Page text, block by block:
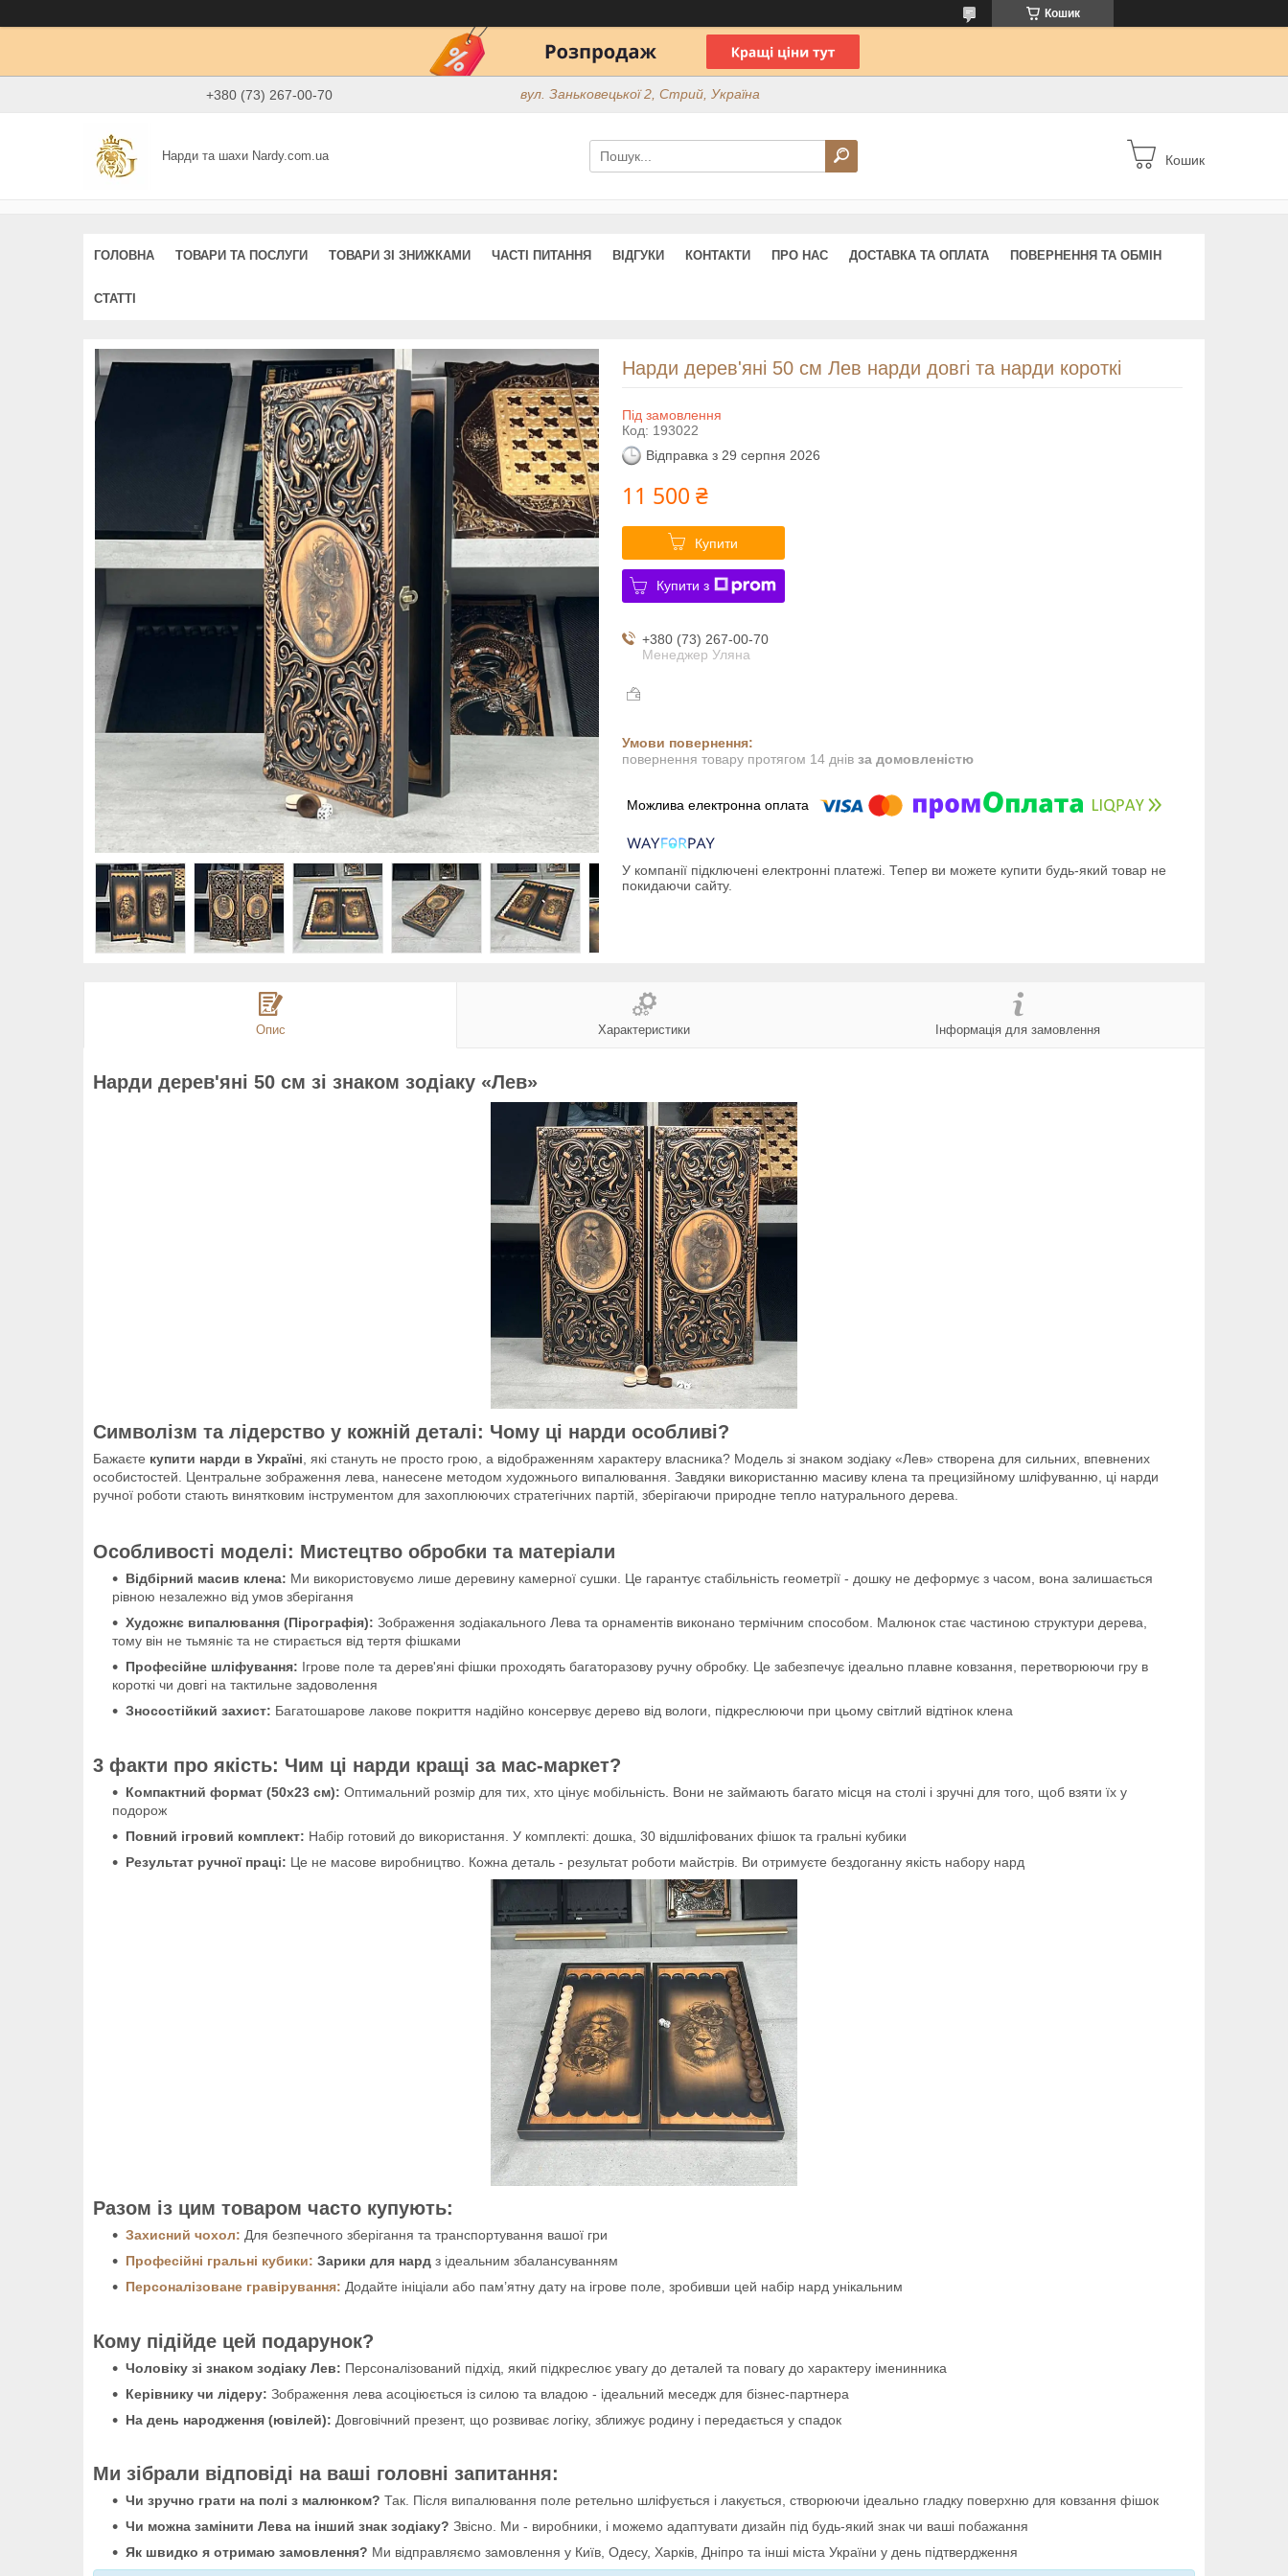
Кошик
+380 (73) 267-00-70 вул. Заньковецької 2, Стрий, Україна
Нарди та шахи Nardy.com.ua Кошик
ГОЛОВНА ТОВАРИ ТА ПОСЛУГИ ТОВАРИ ЗІ ЗНИЖКАМИ ЧАСТІ ПИТАННЯ ВІДГУКИ КОНТАКТИ ПРО НАС ДОСТАВКА ТА ОПЛАТА ПОВЕРНЕННЯ ТА ОБМІН
СТАТТІ
Нарди дерев'яні 50 см Лев нарди довгі та нарди короткі
Під замовлення
Код: 193022
Відправка з 29 серпня 2026
11 500 ₴
Купити
Купити з
+380 (73) 267-00-70
Менеджер Уляна
повернення товару протягом 14 днів за домовленістю
У компанії підключені електронні платежі. Тепер ви можете купити будь-який товар не
покидаючи сайту.
Опис Характеристики Інформація для замовлення
Нарди дерев'яні 50 см зі знаком зодіаку «Лев»
Символізм та лідерство у кожній деталі: Чому ці нарди особливі?
Бажаєте купити нарди в Україні , які стануть не просто грою, а відображенням характеру власника? Модель зі знаком зодіаку «Лев» створена для сильних, впевнених
особистостей. Центральне зображення лева, нанесене методом художнього випалювання. Завдяки використанню масиву клена та прецизійному шліфуванню, ці нарди
ручної роботи стають винятковим інструментом для захоплюючих стратегічних партій, зберігаючи природне тепло натурального дерева.
Особливості моделі: Мистецтво обробки та матеріали
Відбірний масив клена: Ми використовуємо лише деревину камерної сушки. Це гарантує стабільність геометрії - дошку не деформує з часом, вона залишається
рівною незалежно від умов зберігання
Художнє випалювання (Пірографія): Зображення зодіакального Лева та орнаментів виконано термічним способом. Малюнок стає частиною структури дерева,
тому він не тьмяніє та не стирається від тертя фішками
Професійне шліфування: Ігрове поле та дерев'яні фішки проходять багаторазову ручну обробку. Це забезпечує ідеально плавне ковзання, перетворюючи гру в
короткі чи довгі на тактильне задоволення
Зносостійкий захист: Багатошарове лакове покриття надійно консервує дерево від вологи, підкреслюючи при цьому світлий відтінок клена
3 факти про якість: Чим ці нарди кращі за мас-маркет?
Компактний формат (50х23 см): Оптимальний розмір для тих, хто цінує мобільність. Вони не займають багато місця на столі і зручні для того, щоб взяти їх у
подорож
Повний ігровий комплект: Набір готовий до використання. У комплекті: дошка, 30 відшліфованих фішок та гральні кубики
Результат ручної праці: Це не масове виробництво. Кожна деталь - результат роботи майстрів. Ви отримуєте бездоганну якість набору нард
Разом із цим товаром часто купують:
Захисний чохол: Для безпечного зберігання та транспортування вашої гри
Професійні гральні кубики: Зарики для нард з ідеальним збалансуванням
Персоналізоване гравірування: Додайте ініціали або пам’ятну дату на ігрове поле, зробивши цей набір нард унікальним
Кому підійде цей подарунок?
Чоловіку зі знаком зодіаку Лев: Персоналізований підхід, який підкреслює увагу до деталей та повагу до характеру іменинника
Керівнику чи лідеру: Зображення лева асоціюється із силою та владою - ідеальний меседж для бізнес-партнера
На день народження (ювілей): Довговічний презент, що розвиває логіку, зближує родину і передається у спадок
Ми зібрали відповіді на ваші головні запитання:
Чи зручно грати на полі з малюнком? Так. Після випалювання поле ретельно шліфується і лакується, створюючи ідеально гладку поверхню для ковзання фішок
Чи можна замінити Лева на інший знак зодіаку? Звісно. Ми - виробники, і можемо адаптувати дизайн під будь-який знак чи ваші побажання
Як швидко я отримаю замовлення? Ми відправляємо замовлення у Київ, Одесу, Харків, Дніпро та інші міста України у день підтвердження